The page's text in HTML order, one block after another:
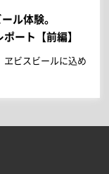
ル体験。
ート【前編】
ビスビールに込め